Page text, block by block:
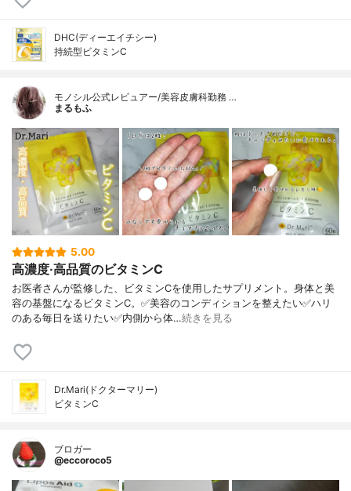
DHC(ディーエイチシー)
持続型ビタミンC
モノシル公式レビュアー/美容皮膚科勤務 …
まるもふ
5.00
高濃度·高品質のビタミンC
お医者さんが監修した、ビタミンCを使用したサプリメント。身体と美
容の基盤になるビタミンC。✅美容のコンディションを整えたい✅ハリ
のある毎日を送りたい✅内側から体…続きを見る
Dr.Mari(ドクターマリー)
ビタミンC
ブロガー
@eccoroco5